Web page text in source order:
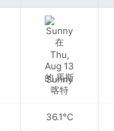
Sunny
36.1°C